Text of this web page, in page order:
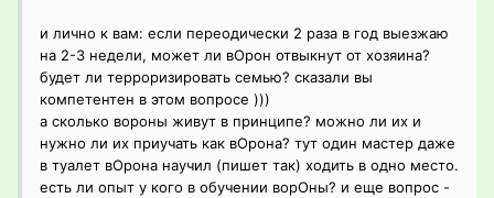
и лично к вам: если переодически 2 раза в год выезжаю
на 2-3 недели, может ли вОрон отвыкнут от хозяина?
будет ли терроризировать семью? сказали вы
компетентен в этом вопросе )))
а сколько вороны живут в принципе? можно ли их и
нужно ли их приучать как вОрона? тут один мастер даже
в туалет вОрона научил (пишет так) ходить в одно место.
есть ли опыт у кого в обучении ворОны? и еще вопрос -